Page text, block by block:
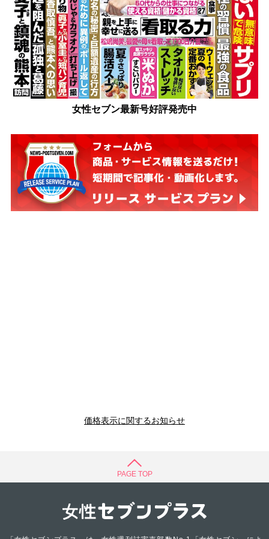
女性セブン最新号好評発売中
価格表示に関するお知らせ
PAGE TOP